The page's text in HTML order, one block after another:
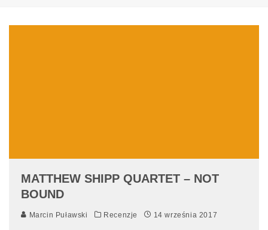
MATTHEW SHIPP QUARTET – NOT
BOUND
Marcin Puławski Recenzje 14 września 2017